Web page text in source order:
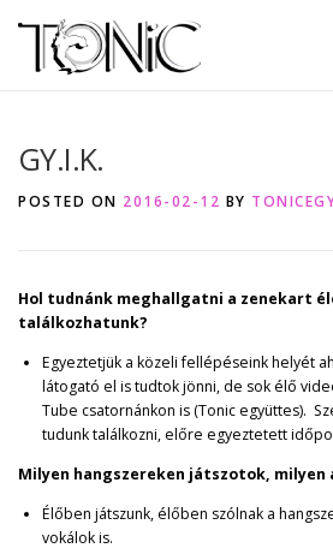
GY.I.K.
POSTED ON 2016-02-12 BY
Hol tudnánk meghallgatni a zenekart
találkozhatunk?
Egyeztetjük a közeli fellépéseink helyét
látogató el is tudtok jönni, de sok élő
Tube csatornánkon is (Tonic együttes).
tudunk találkozni, előre egyeztetett
Milyen hangszereken játszotok, milyen
Élőben játszunk, élőben szólnak a
vokálok is.